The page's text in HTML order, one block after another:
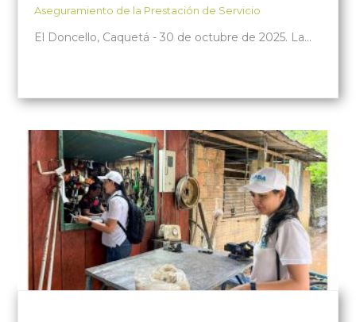
Aseguramiento de la Prestación de Servicio
El Doncello, Caquetá - 30 de octubre de 2025. La…